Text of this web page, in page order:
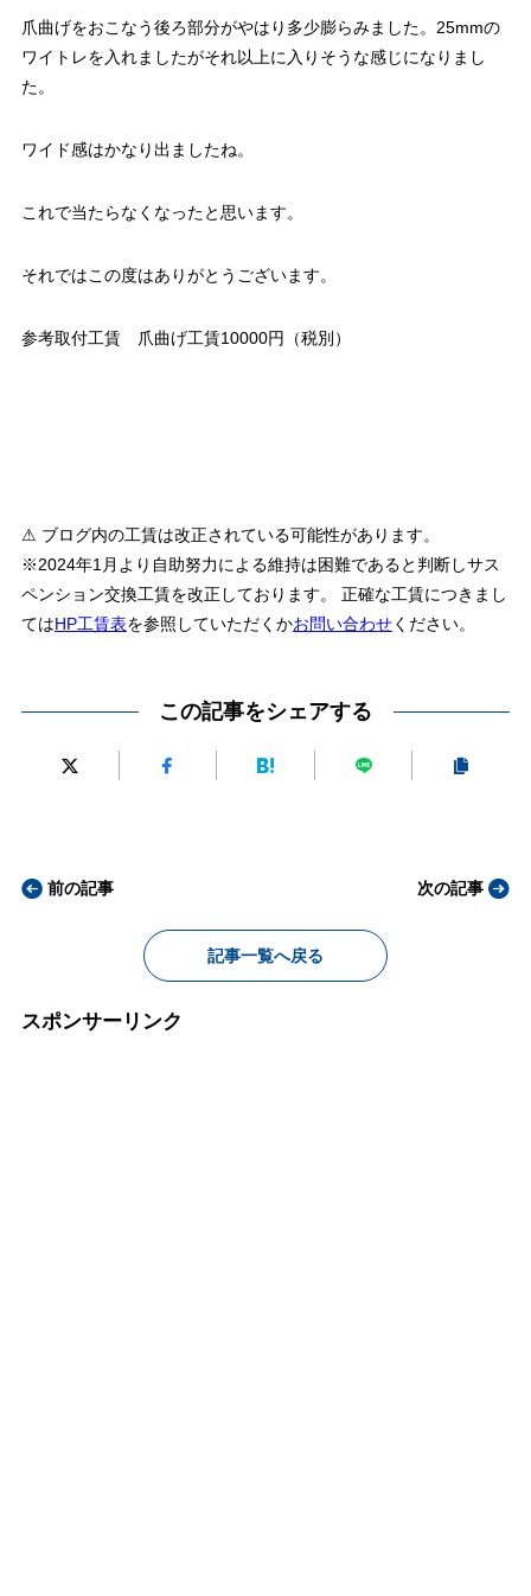
爪曲げをおこなう後ろ部分がやはり多少膨らみました。25mmの
ワイトレを入れましたがそれ以上に入りそうな感じになりまし
た。
ワイド感はかなり出ましたね。
これで当たらなくなったと思います。
それではこの度はありがとうございます。
参考取付工賃 爪曲げ工賃10000円（税別）
⚠ ブログ内の工賃は改正されている可能性があります。
※2024年1月より自助努力による維持は困難であると判断しサス
ペンション交換工賃を改正しております。 正確な工賃につきまし
てはHP工賃表を参照していただくかお問い合わせください。
この記事をシェアする
前の記事
記事一覧へ戻る
次の記事
スポンサーリンク